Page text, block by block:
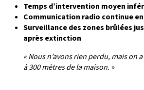
Temps d’intervention moyen
Communication radio continue
Surveillance des zones brûlées
après extinction
« Nous n’avons rien perdu, mais on
à 300 mètres de la maison. »